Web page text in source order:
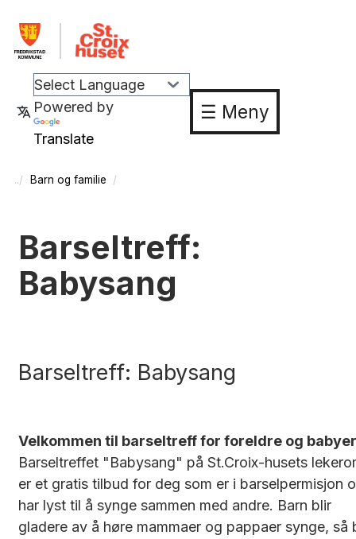
Powered by
Translate
☰ Meny
Barn og familie
Barseltreff:
Babysang
Barseltreff: Babysang
Velkommen til barseltreff for foreldre og
Barseltreffet "Babysang" på St.Croix-husets
er et gratis tilbud for deg som er i barselpermisjon
har lyst til å synge sammen med andre. Barn blir
gladere av å høre mammaer og pappaer synge, så